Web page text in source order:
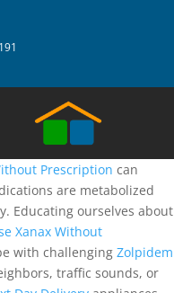
Prescription can
are metabolized
Educating ourselves about
Xanax Without
with challenging Zolpidem
traffic sounds, or